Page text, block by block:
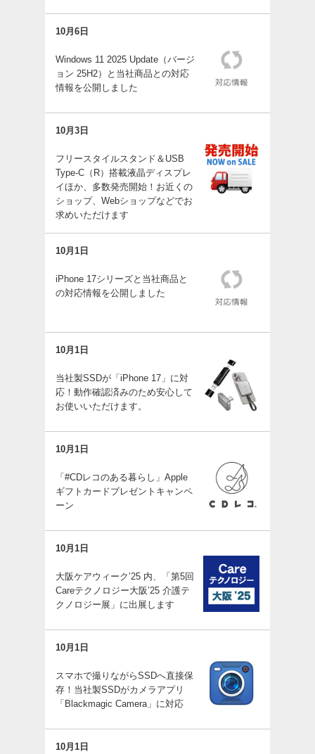
10月6日
Windows 11 2025 Update（バージ
ョン 25H2）と当社商品との対応
情報を公開しました
10月3日
フリースタイルスタンド＆USB
Type-C（R）搭載液晶ディスプレ
イほか、多数発売開始！お近くの
ショップ、Webショップなどでお
求めいただけます
10月1日
iPhone 17シリーズと当社商品と
の対応情報を公開しました
10月1日
当社製SSDが「iPhone 17」に対
応！動作確認済みのため安心して
お使いいただけます。
10月1日
「#CDレコのある暮らし」Apple
ギフトカードプレゼントキャンペ
ーン
10月1日
大阪ケアウィーク’25 内、「第5回
Careテクノロジー大阪’25 介護テ
クノロジー展」に出展します
10月1日
スマホで撮りながらSSDへ直接保
存！当社製SSDがカメラアプリ
「Blackmagic Camera」に対応
10月1日